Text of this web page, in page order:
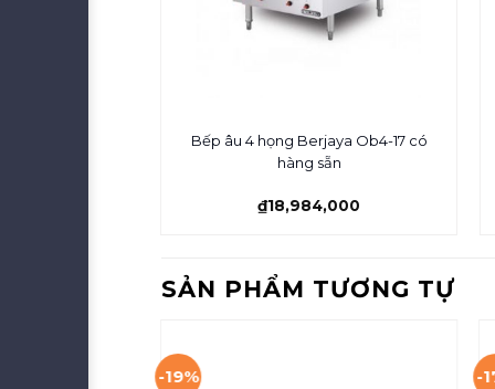
Bếp âu 4 họng Berjaya Ob4-17 có
hàng sẵn
₫18,984,000
SẢN PHẨM TƯƠNG TỰ
-19% -